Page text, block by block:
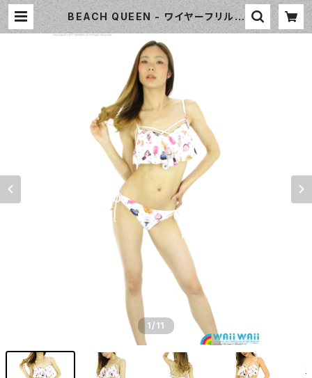
BEACH QUEEN - ワイヤーフリルビ
キニ（333060 - 08:ホワイト大柄）
| WaiiWaii Swimwear Shop（ワ
イワイ水着）
1 /11